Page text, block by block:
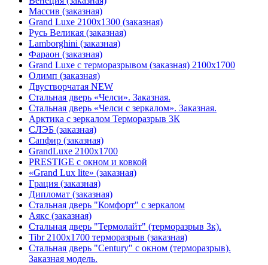
Массив (заказная)
Grand Luxe 2100х1300 (заказная)
Русь Великая (заказная)
Lamborghini (заказная)
Фараон (заказная)
Grand Luxe с терморазрывом (заказная) 2100х1700
Олимп (заказная)
Двустворчатая NEW
Стальная дверь «Челси». Заказная.
Стальная дверь «Челси с зеркалом». Заказная.
Арктика с зеркалом Терморазрыв 3К
СЛЭБ (заказная)
Сапфир (заказная)
GrandLuxe 2100х1700
PRESTIGE с окном и ковкой
«Grand Lux lite» (заказная)
Гpация (заказная)
Дипломат (заказная)
Стальная дверь "Комфорт" с зеркалом
Аякс (заказная)
Стальная дверь "Термолайт" (терморазрыв 3к).
Tibr 2100х1700 терморазрыв (заказная)
Стальная дверь "Century" с окном (терморазрыв).
Заказная модель.